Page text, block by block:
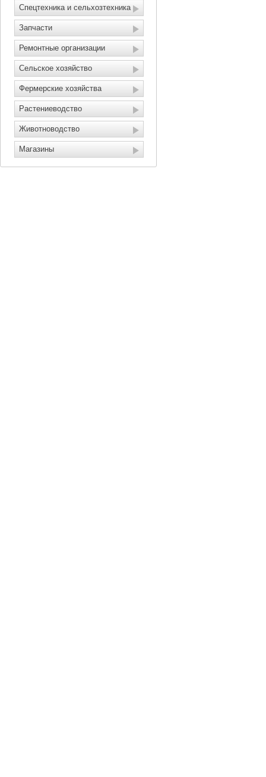
Спецтехника и сельхозтехника
Запчасти
Ремонтные организации
Сельское хозяйство
Фермерские хозяйства
Растениеводство
Животноводство
Магазины